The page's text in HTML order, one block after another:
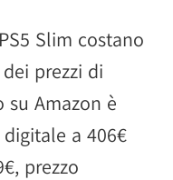
Slim costano
prezzi di
su Amazon è
a 406€
prezzo